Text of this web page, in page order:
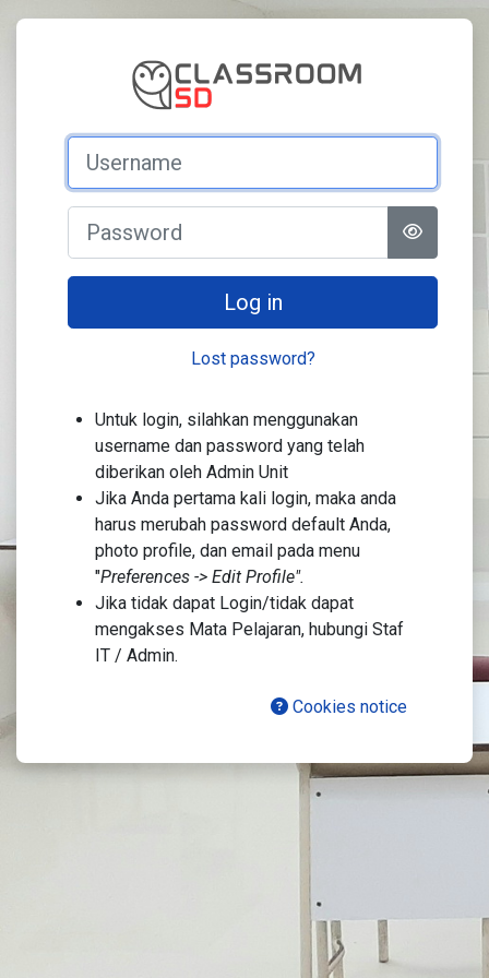
Log in to
Username
Log in
Lost password?
Untuk login, silahkan menggunakan
username dan password yang telah
diberikan oleh Admin Unit
Jika Anda pertama kali login, maka anda
harus merubah password default Anda,
photo profile, dan email pada menu
"Preferences -> Edit Profile".
Jika tidak dapat Login/tidak dapat
mengakses Mata Pelajaran, hubungi Staf
IT / Admin.
Cookies notice